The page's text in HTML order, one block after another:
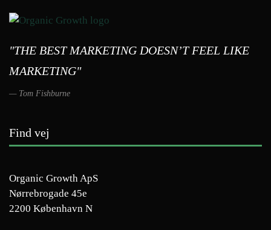
"THE BEST MARKETING DOESN’T FEEL LIKE
MARKETING"
Tom Fishburne
Find vej
Organic Growth ApS
Nørrebrogade 45e
2200 København N